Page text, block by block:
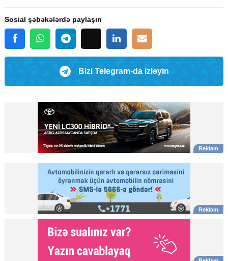
Sosial şəbəkələrdə paylaşın
Bizi Telegram-da izləyin